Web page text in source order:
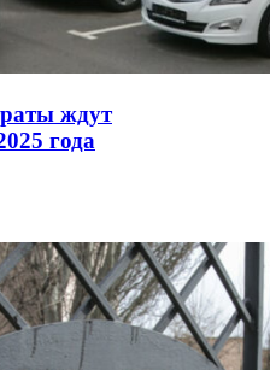
ждут
года